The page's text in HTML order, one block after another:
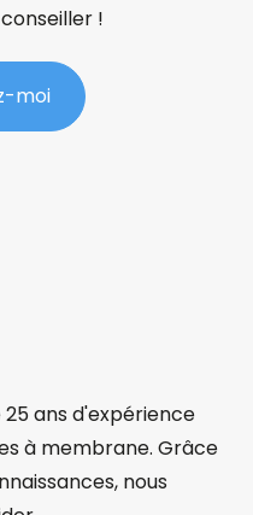
!
moi
25 ans d'expérience
à membrane. Grâce
nous